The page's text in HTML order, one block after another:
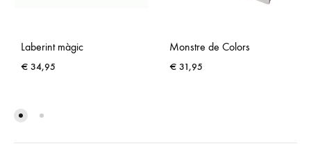
Laberint màgic
€ 34,95
Monstre de Colors
€ 31,95